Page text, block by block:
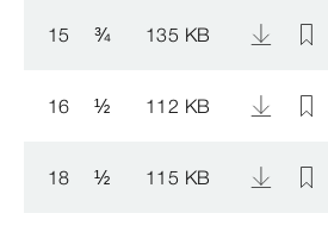
15 ¾ 135 KB
16 ½ 112 KB
18 ½ 115 KB